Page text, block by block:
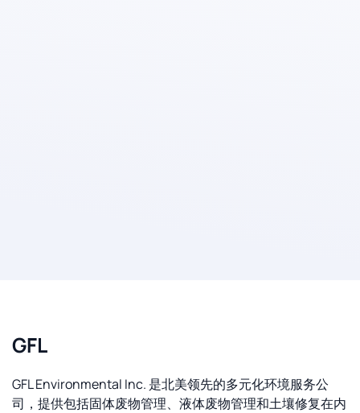
GFL
GFL Environmental Inc. 是北美领先的多元化环境服务公
司，提供包括固体废物管理、液体废物管理和土壤修复在内